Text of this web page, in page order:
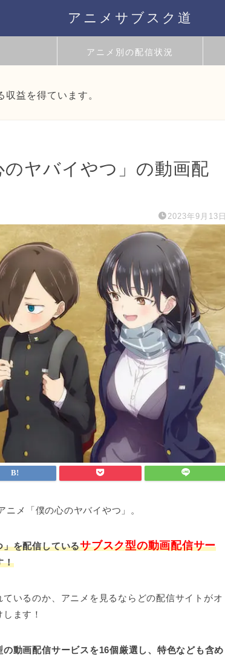
アニメサブスク道
アニメ別の配信状況
益を得ています。
のヤバイやつ」の動画配
2023年9月13日
メ「僕の心のヤバイやつ」。
」を配信しているサブスク型の動画配信サー
！
いるのか、アニメを見るならどの配信サイトがオ
ます！
動画配信サービスを16個厳選し、特色なども含め